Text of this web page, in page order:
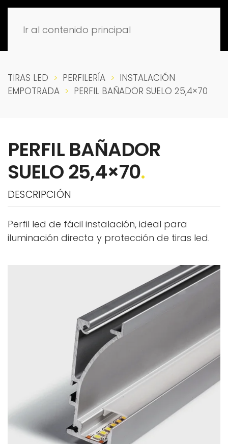
Ir al contenido principal
TIRAS LED PERFILERÍA
INSTALACIÓN
EMPOTRADA
PERFIL BAÑADOR SUELO 25,4×70
PERFIL BAÑADOR
SUELO 25,4×70.
DESCRIPCIÓN
Perfil led de fácil instalación, ideal para
iluminación directa y protección de tiras led.